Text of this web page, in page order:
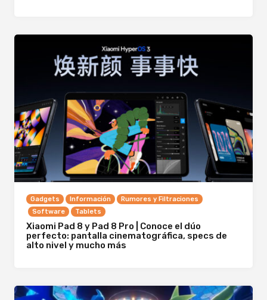
Gadgets Información
Rumores y Filtraciones
Software
Tablets
Xiaomi Pad 8 y Pad 8 Pro | Conoce el dúo
perfecto: pantalla cinematográfica, specs de
alto nivel y mucho más